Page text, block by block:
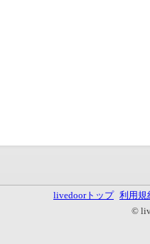
livedoorトップ 利用規
©